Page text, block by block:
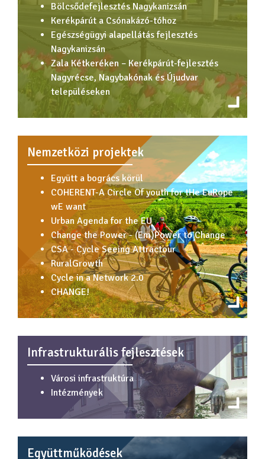
Bölcsődefejlesztés Nagykanizsán
Kerékpárút a Csónakázó-tóhoz
Egészségügyi alapellátás fejlesztés
Nagykanizsán
Zala Kétkeréken – Kerékpárút-fejlesztés
Nagyrécse, Nagybakónak és Újudvar
településeken
Nemzetközi projektek
Együtt a bogrács körül
COHERENT-A Circle Of youth for tHe EuRope
wE want
Urban Agenda for the EU
Change the Power - (Em)Power to Change
CSA - Cycle Seeing Attractour
RuralGrowth
Cycle in a Network 2.0
CHANGE!
Infrastrukturális fejlesztések
Városi infrastruktúra
Intézmények
Együttműködések